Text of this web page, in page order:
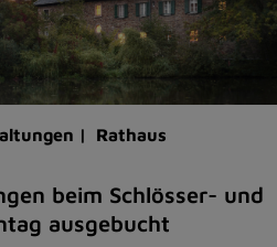
| Rathaus
beim Schlösser- und
ausgebucht